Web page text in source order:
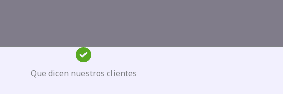
Que dicen nuestros clientes